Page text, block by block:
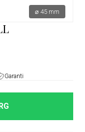
⌀ 45 mm
Garanti